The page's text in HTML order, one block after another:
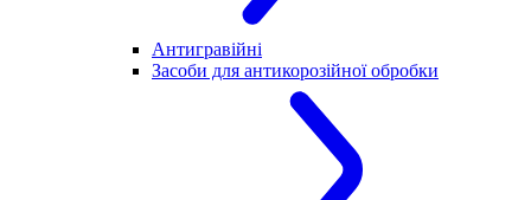
Антигравійні
Засоби для антикорозійної обробки